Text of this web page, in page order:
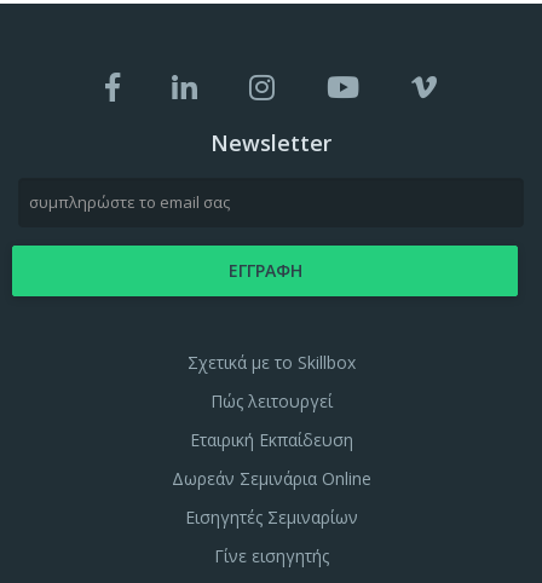
Newsletter
Σχετικά με το Skillbox
Πώς λειτουργεί
Εταιρική Εκπαίδευση
Δωρεάν Σεμινάρια Online
Εισηγητές Σεμιναρίων
Γίνε εισηγητής